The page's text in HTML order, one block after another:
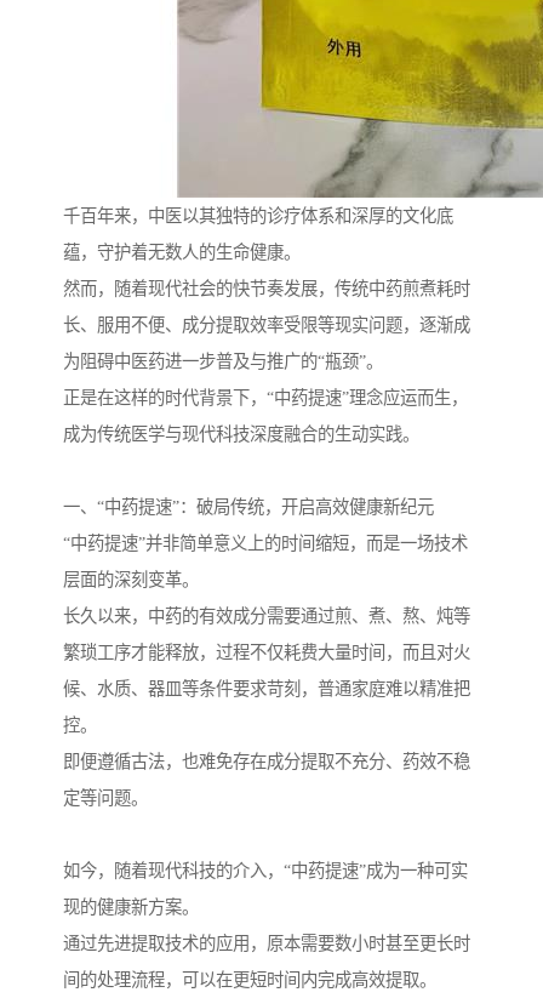
千百年来，中医以其独特的诊疗体系和深厚的文化底
蕴，守护着无数人的生命健康。
然而，随着现代社会的快节奏发展，传统中药煎煮耗时
长、服用不便、成分提取效率受限等现实问题，逐渐成
为阻碍中医药进一步普及与推广的“瓶颈”。
正是在这样的时代背景下，“中药提速”理念应运而生，
成为传统医学与现代科技深度融合的生动实践。
一、“中药提速”：破局传统，开启高效健康新纪元
“中药提速”并非简单意义上的时间缩短，而是一场技术
层面的深刻变革。
长久以来，中药的有效成分需要通过煎、煮、熬、炖等
繁琐工序才能释放，过程不仅耗费大量时间，而且对火
候、水质、器皿等条件要求苛刻，普通家庭难以精准把
控。
即便遵循古法，也难免存在成分提取不充分、药效不稳
定等问题。
如今，随着现代科技的介入，“中药提速”成为一种可实
现的健康新方案。
通过先进提取技术的应用，原本需要数小时甚至更长时
间的处理流程，可以在更短时间内完成高效提取。